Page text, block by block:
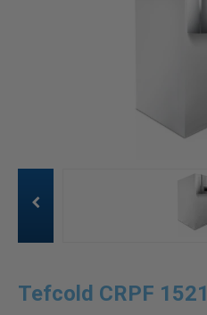
Tefcold CRPF 1521